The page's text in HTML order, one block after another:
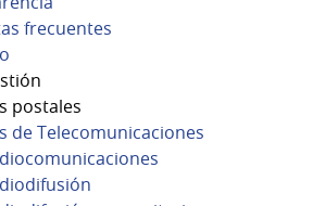
frecuentes
postales
de Telecomunicaciones